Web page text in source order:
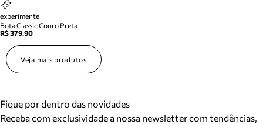
experimente
Bota Classic Couro Preta
R$ 379,90
Veja mais produtos
Fique por dentro das novidades
Receba com exclusividade a nossa newsletter com tendências,